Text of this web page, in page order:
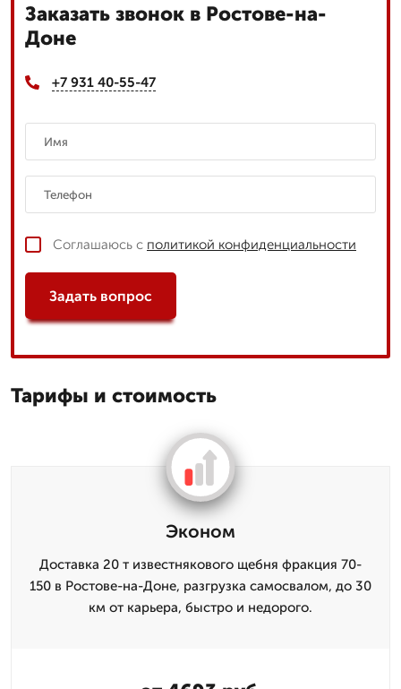
Заказать звонок в Ростове-на-
Доне
+7 931 40-55-47
Соглашаюсь с политикой конфиденциальности
Задать вопрос
Тарифы и стоимость
Эконом
Доставка 20 т известнякового щебня фракция 70-
150 в Ростове-на-Доне, разгрузка самосвалом, до 30
км от карьера, быстро и недорого.